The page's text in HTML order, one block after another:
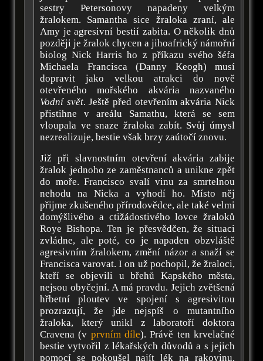
sestry Petersonovy napadeny velkým
žralokem. Samantha sice žraloka zraní, ale
Amy je agresivní bestií zabita. O několik dnů
později je žralok chycen a jihoafrický námořní
biolog Nick Harris ho z příkazu svého šéfa
Michaela Francisca (Danny Keogh) musí
dopravit jako velkou atrakci do nově
otevřeného mořského akvária nazvaného
Vodní svět. Ještě před otevřením akvária Nick
přistihne v areálu Samathu, která se sem
vloupala ve snaze žraloka zabít. Svůj úmysl
nezrealizuje, bestie však brzy zaútočí znovu.
Již při slavnostním otevření akvária zabije
žralok jednoho ze zaměstnanců a unikne zpět
do moře. Francisco svalí vinu za smrtelnou
nehodu na Nicka a vyhodí ho. Místo něj
přijme zkušeného přírodovědce, ale také velmi
domýšlivého a ctižádostivého lovce žraloků
Roye Bishopa. Ten je přesvědčen, že situaci
zvládne, ale poté, co je napaden obzvláště
agresivním žralokem, změní názor a snaží se
Francisca varovat. I on už pochopil, že žraloci,
kteří se objevili u břehů Kapského města,
nejsou obyčejní. A má pravdu. Jejich zvětšená
hřbetní ploutev ve spojení s agresivitou
prozrazují, že jde nejspíš o mutantního
žraloka, který unikl z laboratoří doktora
Cravena (v prvním díle). Právě ten krvelačné
bestie vytvořil z lékařských důvodů a s jejich
pomocí se pokoušel najít lék na rakovinu.